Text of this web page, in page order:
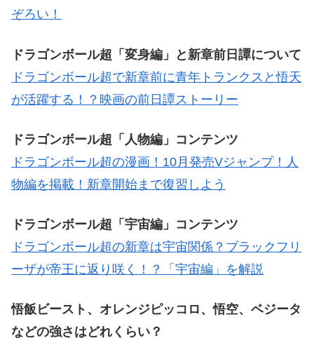
ぞろい！
ドラゴンボール超「変身編」と新章前日譚について
ドラゴンボール超で新章前に青年トランクスと悟天
が活躍する！？映画の前日譚ストーリー
ドラゴンボール超「人物編」コンテンツ
ドラゴンボール超の漫画！10月発売Vジャンプ！人
物編を掲載！新章開始まで復習しよう
ドラゴンボール超「宇宙編」コンテンツ
ドラゴンボール超の新章は宇宙関係？ブラックフリ
ーザが帝王に返り咲く！？「宇宙編」を解説
悟飯ビースト、オレンジピッコロ、悟空、ベジータ
などの強さはどれくらい？